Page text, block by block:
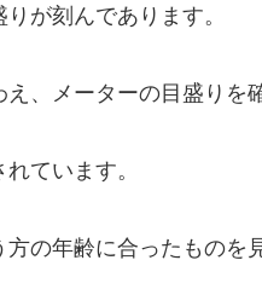
が刻んであります。
、メーターの目盛りを
ています。
の年齢に合ったものを